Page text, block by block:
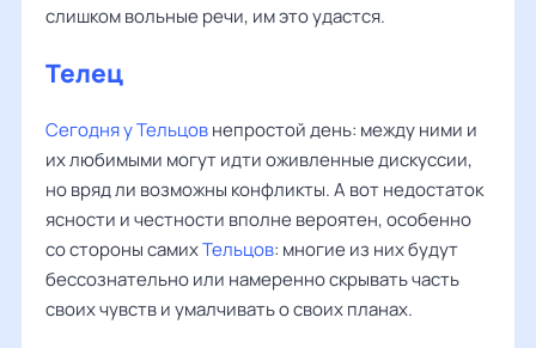
слишком вольные речи, им это удастся.
Телец
Сегодня у Тельцовнепростой день: между ними и
их любимыми могут идти оживленные дискуссии,
но вряд ли возможны конфликты. А вот недостаток
ясности и честности вполне вероятен, особенно
со стороны самихТельцов: многие из них будут
бессознательно или намеренно скрывать часть
своих чувств и умалчивать о своих планах.